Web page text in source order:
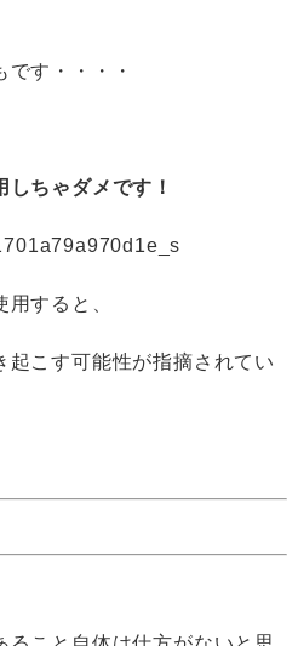
です・・・・
ちゃダメです！
すると、
起こす可能性が指摘されてい